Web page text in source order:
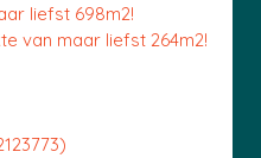
liefst 698m2!
van maar liefst 264m2!